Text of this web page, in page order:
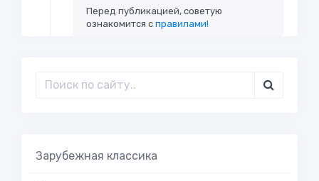
Перед публикацией, советую
ознакомится справилами!
Зарубежная классика